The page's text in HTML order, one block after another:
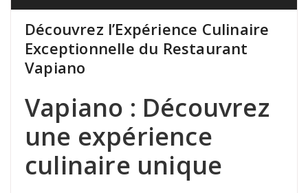
Découvrez l’Expérience Culinaire
Exceptionnelle du Restaurant
Vapiano
Vapiano : Découvrez
une expérience
culinaire unique